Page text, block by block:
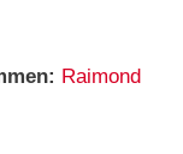
Raimond